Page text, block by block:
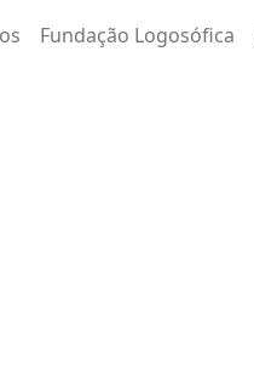
Fundação Logosófica